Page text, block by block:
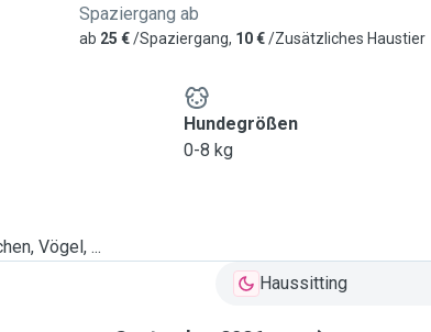
Spaziergang ab
ab 25 €/Spaziergang, 10 €/Zusätzliches Haustier
Hundegrößen
0-8 kg
Vögel, ...
Haussitting